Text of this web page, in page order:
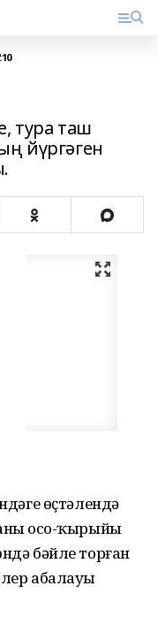
тура таш
йүргәген
өҫтәлендә
осо-ҡырыйы
бәйле торған
абалауы